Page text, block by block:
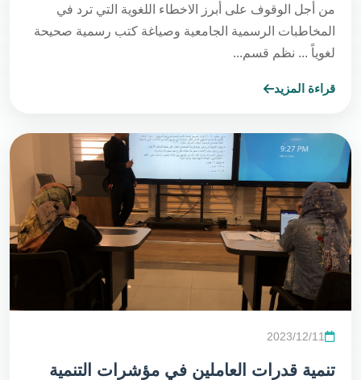
من أجل الوقوف على أبرز الاخطاء اللغوية التي ترد في
المخاطبات الرسمية الجامعية وصياغة كتب رسمية صحيحة
لغوياً ... نظم قسم...
قراءة المزيد
2023/12/11
تنمية قدرات العاملين في مؤشرات التنمية